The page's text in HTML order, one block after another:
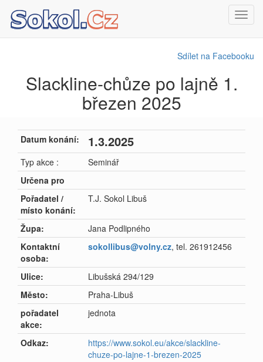
Sdílet na Facebooku
Slackline-chůze po lajně 1.
březen 2025
Datum konání: 1.3.2025
Typ akce :
Seminář
Určena pro
Pořadatel /
místo konání:
T.J. Sokol Libuš
Župa:
Jana Podlipného
Kontaktní
osoba:
sokollibus@volny.cz, tel. 261912456
Ulice:
Libušská 294/129
Město:
Praha-Libuš
pořadatel
akce:
jednota
Odkaz:
https://www.sokol.eu/akce/slackline-
chuze-po-lajne-1-brezen-2025